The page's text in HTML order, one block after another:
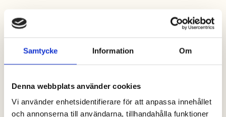
Samtycke Information Om
Denna webbplats använder cookies
Vi använder enhetsidentifierare för att anpassa innehållet
och annonserna till användarna, tillhandahålla funktioner